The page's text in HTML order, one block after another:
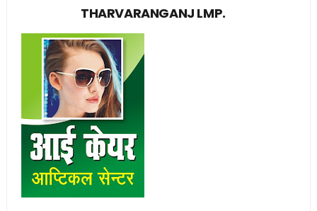
THARVARANGANJ LMP.